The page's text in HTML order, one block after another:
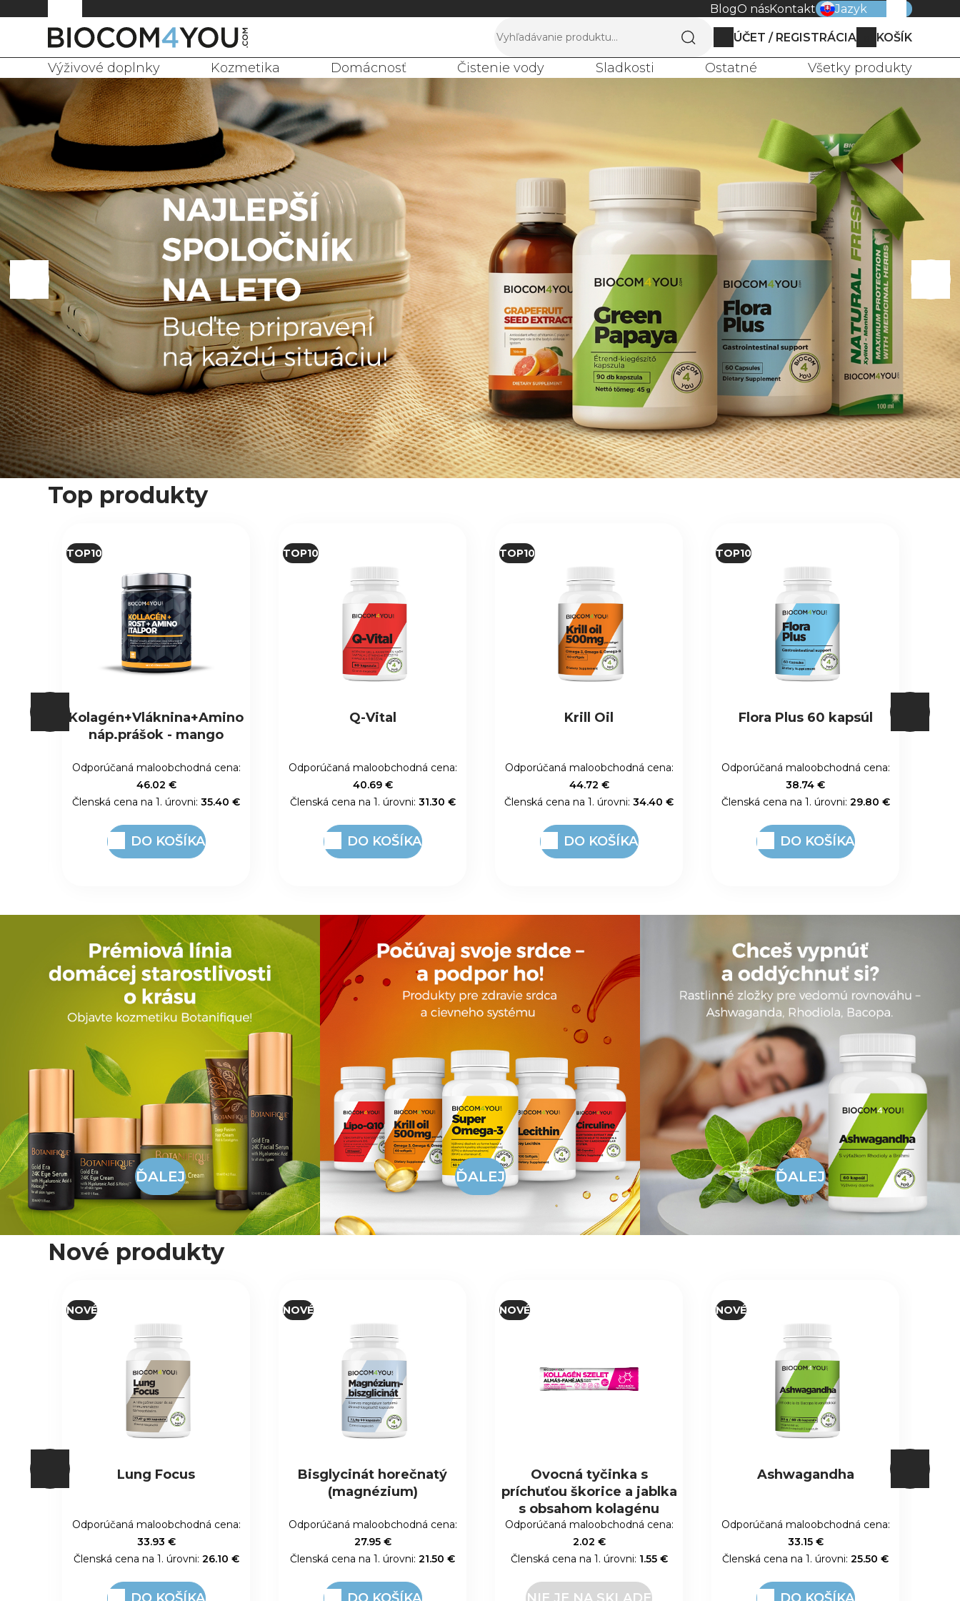
BlogO násKontakt Jazyk
ÚČET / REGISTRÁCIA KOŠÍK
Výživové doplnky Kozmetika Domácnosť Čistenie vody Sladkosti Ostatné Všetky produkty
Top produkty
TOP10
Q-Vital
Odporúčaná maloobchodná cena:
40.69 €
Členská cena na 1. úrovni:31.30 €
DO KOŠÍKA
TOP10
Krill Oil
Odporúčaná maloobchodná cena:
44.72 €
Členská cena na 1. úrovni: 34.40 €
DO KOŠÍKA
TOP10
Flora Plus 60 kapsúl
Odporúčaná maloobchodná cena:
38.74 €
Členská cena na 1. úrovni:29.80 €
DO KOŠÍKA
TOP10
Výťažok z listov olivovníka
Odporúčaná maloobchodná cena:
33.93 €
Členská cena na 1. úrovni:26.10 €
DO KOŠÍKA
ĎALEJ ĎALEJ ĎALEJ
Nové produkty
NOVÉ
Bisglycinát horečnatý
Odporúčaná maloobchodná cena:
27.95 €
Členská cena na 1. úrovni:21.50 €
NOVÉ
Ovocná tyčinka s
príchuťou škorice a jablka
Odporúčaná maloobchodná cena:
2.02 €
Členská cena na 1. úrovni:1.55 €
NOVÉ
Ashwagandha
Odporúčaná maloobchodná cena:
33.15 €
Členská cena na 1. úrovni:25.50 €
NOVÉ
Proteínová tyčinka s
Odporúčaná maloobchodná cena:
2.63 €
Členská cena na 1. úrovni:2.02 €